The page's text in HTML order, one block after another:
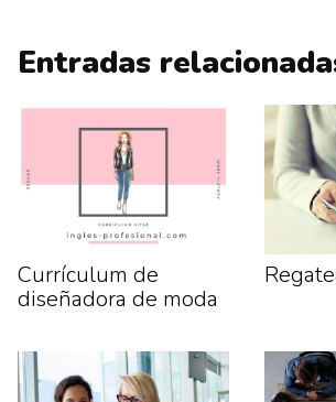
Entradas
Currículum de
diseñadora de moda